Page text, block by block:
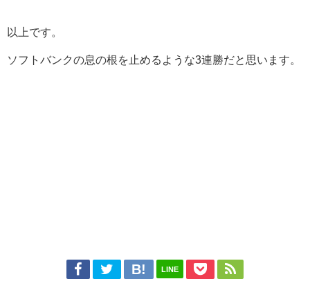
以上です。
ソフトバンクの息の根を止めるような3連勝だと思います。
LINE